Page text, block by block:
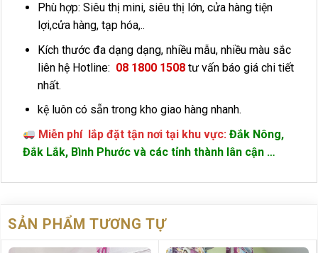
Phù hợp: Siêu thị mini, siêu thị lớn, cửa hàng tiện
lợi,cửa hàng, tạp hóa,..
Kích thước đa dạng dạng, nhiều mẫu, nhiều màu sắc
liên hệ Hotline: 08 1800 1508tư vấn báo giá chi tiết
nhất.
kệ luôn có sẵn trong kho giao hàng nhanh.
Miễn phí lắp đặt tận nơi tại khu vực: Đắk Nông,
Đắk Lắk, Bình Phước và các tỉnh thành lân cận …
SẢN PHẨM TƯƠNG TỰ